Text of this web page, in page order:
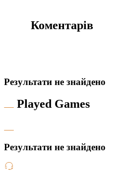
Коментарів
Результати не знайдено
Played Games
Результати не знайдено